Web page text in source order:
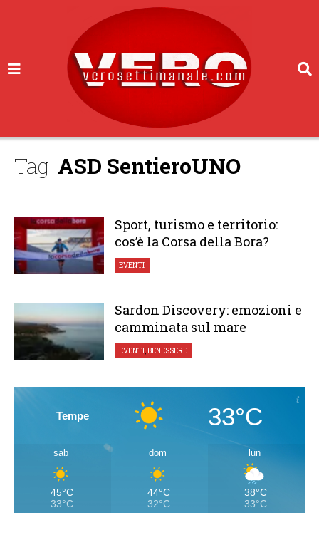
Tag: ASD SentieroUNO
Sport, turismo e territorio:
cos’è la Corsa della Bora?
EVENTI
Sardon Discovery: emozioni e
camminata sul mare
EVENTI,BENESSERE
Tempe 33°C
sab
45°C
33°C
dom
44°C
32°C
lun
38°C
33°C